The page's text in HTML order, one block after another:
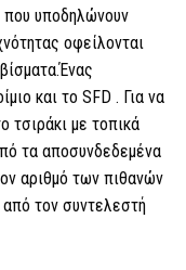
που υποδηλώνουν
οφείλονται
και το SFD. Για να
τσιράκι με τοπικά
τα αποσυνδεδεμένα
αριθμό των πιθανών
τον συντελεστή